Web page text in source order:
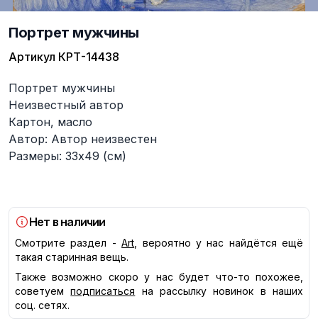
Портрет мужчины
Артикул КРТ-14438
Описание
Портрет мужчины
Неизвестный автор
Картон, масло
Автор: Автор неизвестен
Размеры: 33х49 (см)
Нет в наличии
Смотрите раздел - Art , вероятно у нас найдётся ещё
такая старинная вещь.
Также возможно скоро у нас будет что-то похожее,
советуем
подписаться
на рассылку новинок в наших
соц. сетях.